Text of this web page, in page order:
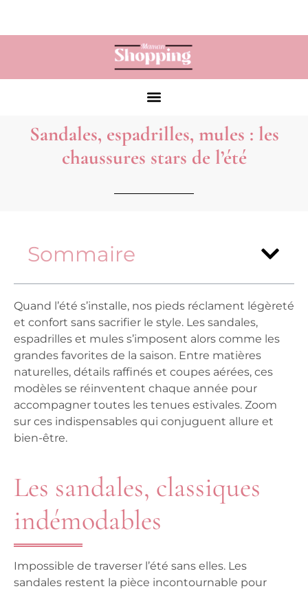
Sandales, espadrilles, mules : les
chaussures stars de l’été
Sommaire
Quand l’été s’installe, nos pieds réclament légèreté
et confort sans sacrifier le style. Les sandales,
espadrilles et mules s’imposent alors comme les
grandes favorites de la saison. Entre matières
naturelles, détails raffinés et coupes aérées, ces
modèles se réinventent chaque année pour
accompagner toutes les tenues estivales. Zoom
sur ces indispensables qui conjuguent allure et
bien-être.
Les sandales, classiques
indémodables
Impossible de traverser l’été sans elles. Les
sandales restent la pièce incontournable pour